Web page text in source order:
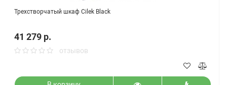
Трехстворчатый шкаф Cilek Black
41 279 р.
отзывов